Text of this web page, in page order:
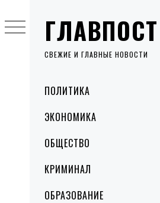
ГЛАВПОСТ
СВЕЖИЕ И ГЛАВНЫЕ НОВОСТИ
MenuПОЛИТИКА
ЭКОНОМИКА
ОБЩЕСТВО
КРИМИНАЛ
ОБРАЗОВАНИЕ
to
content